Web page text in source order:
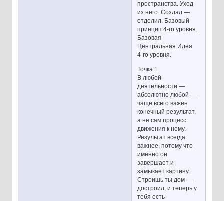
пространства. Уход
из него. Создал —
отделил. Базовый
принцип 4-го уровня.
Базовая
Центральная Идея
4-го уровня.
Точка 1
В любой
деятельности —
абсолютно любой —
чаще всего важен
конечный результат,
а не сам процесс
движения к нему.
Результат всегда
важнее, потому что
именно он
завершает и
замыкает картину.
Строишь ты дом —
достроил, и теперь у
тебя есть